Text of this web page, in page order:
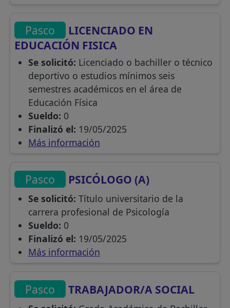
Pasco
LICENCIADO EN
EDUCACIÓN FISICA
Se solicitó: Licenciado o bachiller o técnico
deportivo o estudios mínimos seis
semestres académicos en el área de
Educación Física
Sueldo: 0
Finalizó el: 19/05/2025
Más información
Pasco PSICÓLOGO (A)
Se solicitó: Título universitario de la
carrera profesional de Psicología
Sueldo: 0
Finalizó el: 19/05/2025
Más información
Pasco TRABAJADOR/A SOCIAL